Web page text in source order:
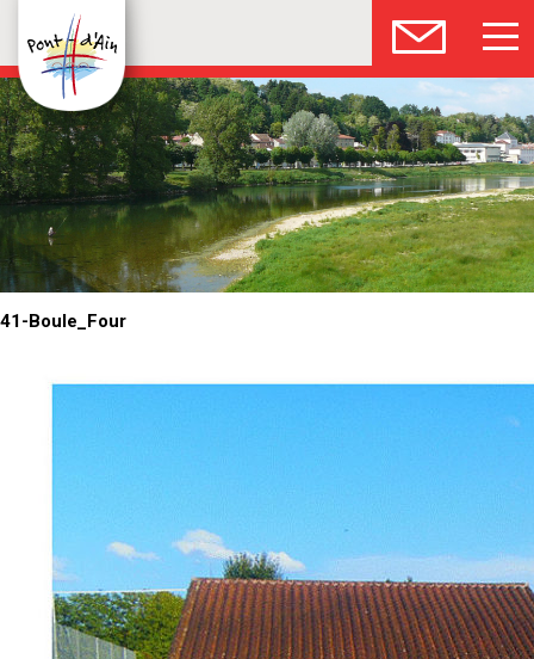
41-Boule_Four